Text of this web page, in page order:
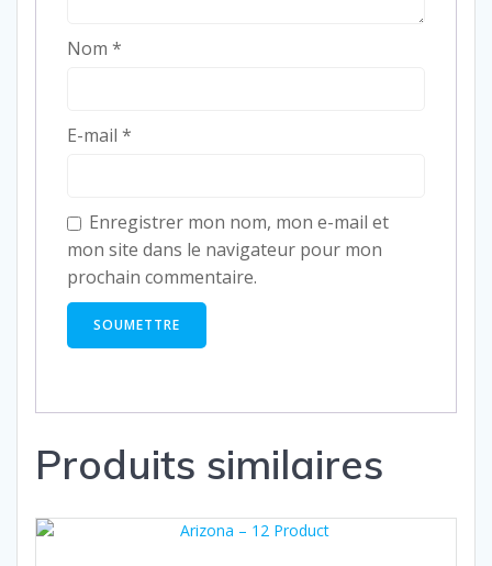
Nom *
E-mail *
Enregistrer mon nom, mon e-mail et
mon site dans le navigateur pour mon
prochain commentaire.
Produits similaires